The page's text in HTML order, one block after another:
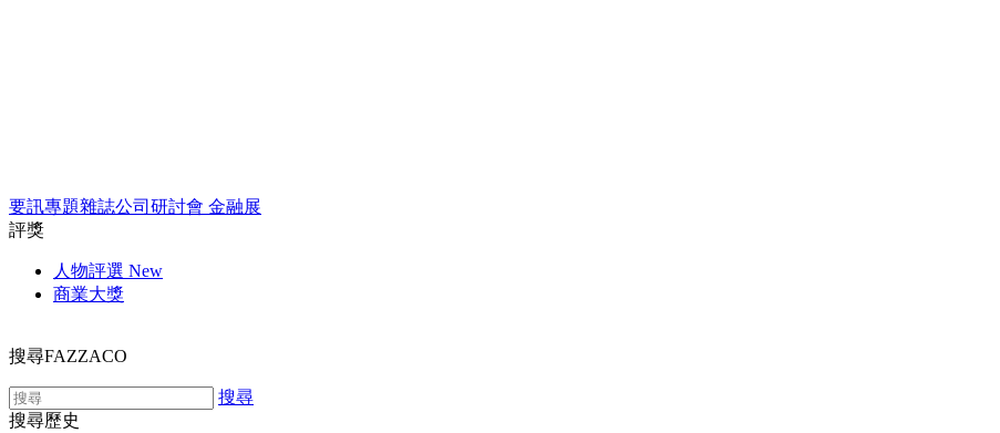
要訊專題雜誌公司 研討會 金融展
評獎
人物評選 New
商業大獎
搜尋FAZZACO
搜尋
搜尋歷史